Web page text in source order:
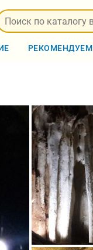
РЕКОМЕНДУЕМ